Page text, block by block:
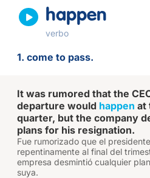
happen
verbo
1. come to pass.
It was rumored that the
departure would happen at
quarter, but the company
plans for his resignation.
Fue rumorizado que el
repentinamente al final del
empresa desmintió cualquier
suya.